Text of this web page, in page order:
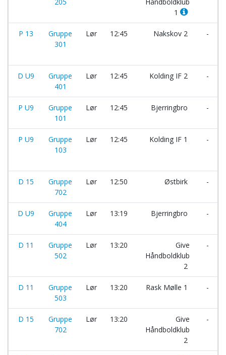
1
P 13
Gruppe
301
Lør 12:45 Nakskov 2 -
D U9
Gruppe
401
Lør 12:45 Kolding IF 2 -
P U9
Gruppe
101
Lør 12:45 Bjerringbro -
P U9
Gruppe
103
Lør 12:45 Kolding IF 1 -
D 15
Gruppe
702
Lør 12:50 Østbirk -
D U9
Gruppe
404
Lør 13:19 Bjerringbro -
D 11
Gruppe
502
Lør 13:20
Give
Håndboldklub
2
-
D 11
Gruppe
503
Lør 13:20 Rask Mølle 1 -
D 15
Gruppe
702
Lør 13:20
Give
Håndboldklub
2
-